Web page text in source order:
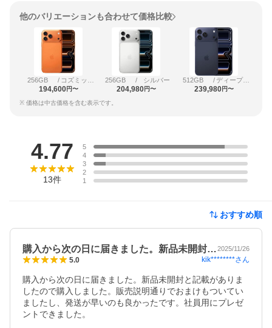
他のバリエーションも合わせて価格比較
256GB /
194,600円〜
256GB / シルバー
204,980円〜
512GB / ディープブルー
239,980円〜
※ 価格は中古価格を含む表示です。
4.77
13件
5
4
3
2
1
おすすめ順
購入から次の日に届きました。新品未開封…2025/11/26
5.0 kik********さん
購入から次の日に届きました。新品未開封と記載がありま
したので購入しました。販売説明通りでおまけもついてい
ましたし、発送が早いのも良かったです。社員用にプレゼ
ントできました。